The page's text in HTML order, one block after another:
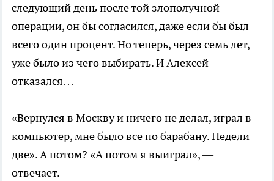
следующий день после той злополучной
операции, он бы согласился, даже если бы был
всего один процент. Но теперь, через семь лет,
уже было из чего выбирать. И Алексей
отказался…
«Вернулся в Москву и ничего не делал, играл в
компьютер, мне было все по барабану. Недели
две». А потом? «А потом я выиграл», —
отвечает.